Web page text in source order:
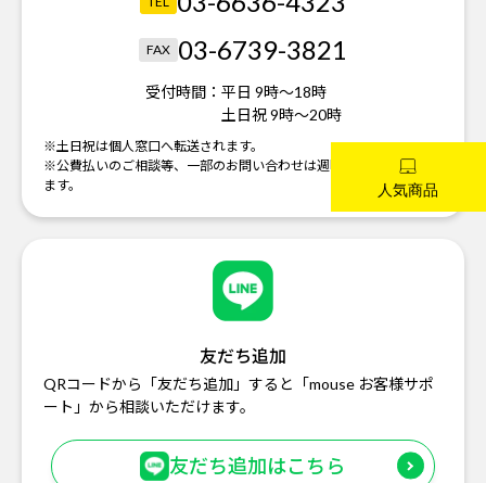
FAX 03-6739-3821
受付時間： 平日 9時～18時
土日祝 9時～20時
※土日祝は個人窓口へ転送されます。
※公費払いのご相談等、一部のお問い合わせは週明けの対応になり
ます。
友だち追加
QRコードから「友だち追加」すると「mouse お客様サポ
ート」から相談いただけます。
友だち追加はこちら